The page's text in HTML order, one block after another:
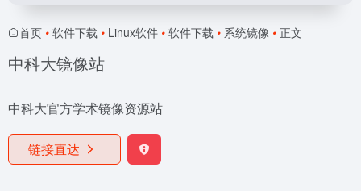
首页 • 软件下载 • Linux软件 • 软件下载 • 系统镜像 • 正文
中科大镜像站
中科大官方学术镜像资源站
链接直达